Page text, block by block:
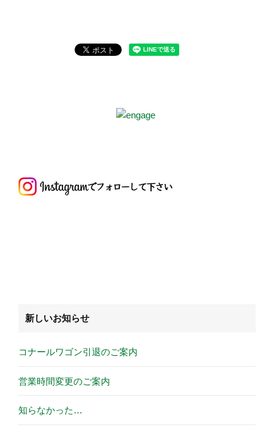
新しいお知らせ
コナールワゴン引退のご案内
営業時間変更のご案内
知らなかった…